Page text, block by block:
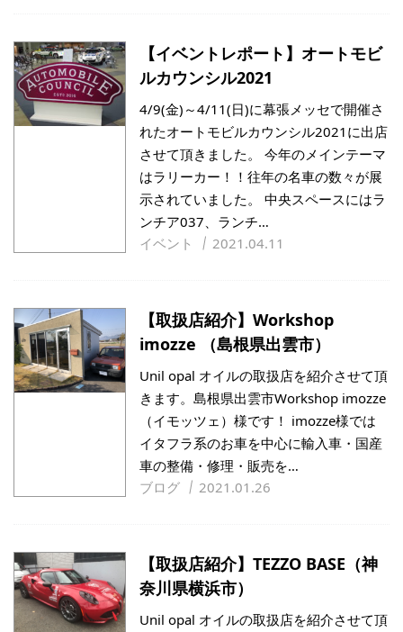
【イベントレポート】オートモビ
ルカウンシル2021
4/9(金)～4/11(日)に幕張メッセで開催さ
れたオートモビルカウンシル2021に出店
させて頂きました。 今年のメインテーマ
はラリーカー！！往年の名車の数々が展
示されていました。 中央スペースにはラ
ンチア037、ランチ…
イベント
2021.04.11
【取扱店紹介】Workshop
imozze （島根県出雲市）
Unil opal オイルの取扱店を紹介させて頂
きます。島根県出雲市Workshop imozze
（イモッツェ）様です！ imozze様では
イタフラ系のお車を中心に輸入車・国産
車の整備・修理・販売を…
ブログ
2021.01.26
【取扱店紹介】TEZZO BASE（神
奈川県横浜市）
Unil opal オイルの取扱店を紹介させて頂